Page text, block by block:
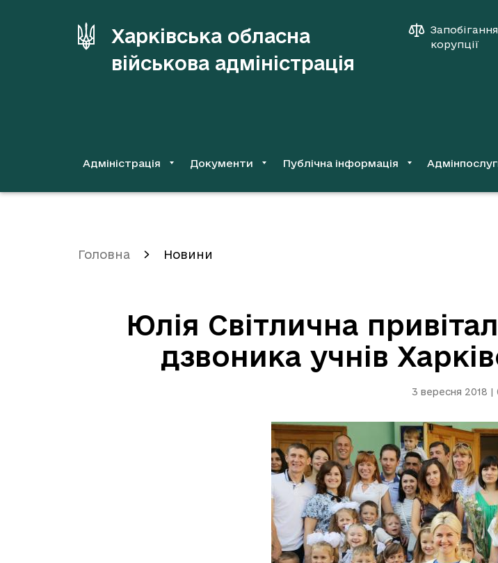
Харківська обласна
військова адміністрація
Запобігання
корупції
Адміністрація Документи Публічна інформація
Головна Новини
Юлія Світлична
дзвоника учнів
3 вересня 2018 |